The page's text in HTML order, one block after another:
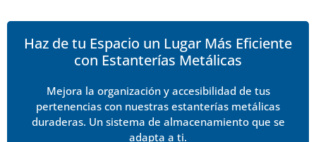
Haz de tu Espacio un Lugar Más Eficiente
con Estanterías Metálicas
Mejora la organización y accesibilidad de tus
pertenencias con nuestras estanterías metálicas
duraderas. Un sistema de almacenamiento que se
adapta a ti.